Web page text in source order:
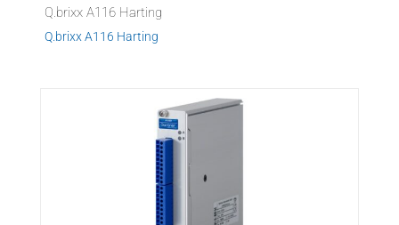
Q.brixx A116 Harting
Q.brixx A116 Harting